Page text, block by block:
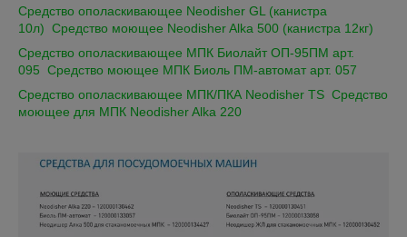
Средство ополаскивающее Neodisher GL (канистра
10л) Средство моющее Neodisher Alka 500 (канистра 12кг)
Средство ополаскивающее МПК Биолайт ОП-95ПМ арт.
095 Средство моющее МПК Биоль ПМ-автомат арт. 057
Средство ополаскивающее МПК/ПКА Neodisher TS Средство
моющее для МПК Neodisher Alka 220